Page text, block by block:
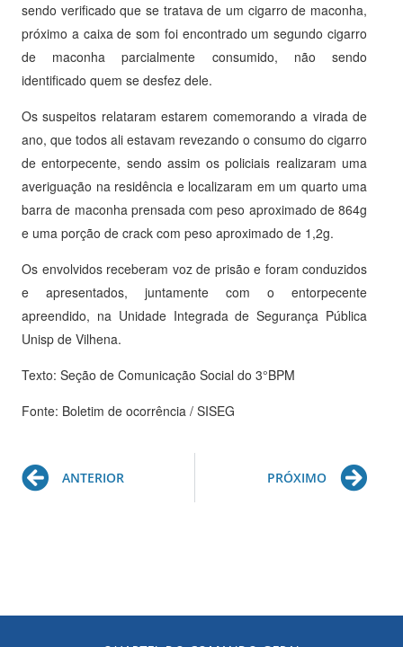
sendo verificado que se tratava de um cigarro de maconha,
próximo a caixa de som foi encontrado um segundo cigarro
de maconha parcialmente consumido, não sendo
identificado quem se desfez dele.
Os suspeitos relataram estarem comemorando a virada de
ano, que todos ali estavam revezando o consumo do cigarro
de entorpecente, sendo assim os policiais realizaram uma
averiguação na residência e localizaram em um quarto uma
barra de maconha prensada com peso aproximado de 864g
e uma porção de crack com peso aproximado de 1,2g.
Os envolvidos receberam voz de prisão e foram conduzidos
e apresentados, juntamente com o entorpecente
apreendido, na Unidade Integrada de Segurança Pública
Unisp de Vilhena.
Texto: Seção de Comunicação Social do 3°BPM
Fonte: Boletim de ocorrência / SISEG
Prev
ANTERIOR PRÓXIMO